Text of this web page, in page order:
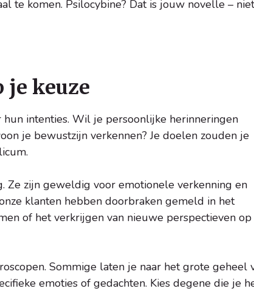
te komen. Psilocybine? Dat is jouw novelle –
je keuze
intenties. Wil je persoonlijke herinneringen
je bewustzijn verkennen? Je doelen zouden je
zijn geweldig voor emotionele verkenning en
klanten hebben doorbraken gemeld in het
of het verkrijgen van nieuwe perspectieven op
Sommige laten je naar het grote geheel
emoties of gedachten. Kies degene die je